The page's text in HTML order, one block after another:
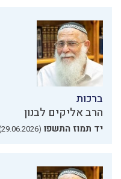
ברכות
הרב אליקים לבנון
יד תמוז התשפו (29.06.2026)